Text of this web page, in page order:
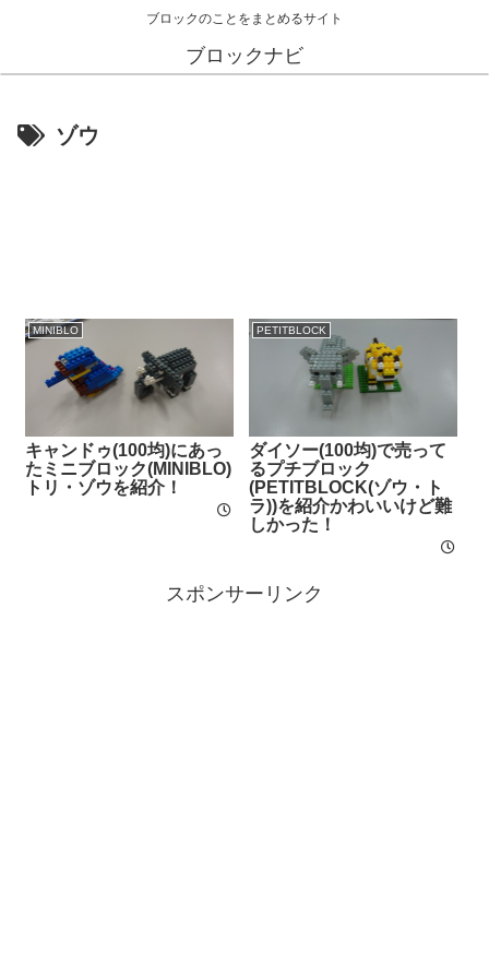
ブロックのことをまとめるサイト
ブロックナビ
ゾウ
MINIBLO
キャンドゥ(100均)にあっ
たミニブロック(MINIBLO)
トリ・ゾウを紹介！
PETITBLOCK
ダイソー(100均)で売って
るプチブロック
(PETITBLOCK(ゾウ・ト
ラ))を紹介かわいいけど難
しかった！
スポンサーリンク